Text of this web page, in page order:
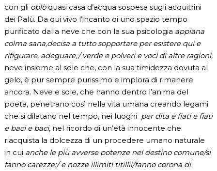
con gli oblò quasi casa d’acqua sospesa sugli acquitrini
dei Palù. Da qui vivo l’incanto di uno spazio tempo
purificato dalla neve che con la sua psicologia appiana
colma sana,decisa a tutto sopportare per esistere qui e
rifigurare, adeguare,/ verde e polveri e voci di altre ragioni;
neve insieme al sole che, con la sua timidezza dovuta al
gelo, è pur sempre purissimo e implora di rimanere
ancora. Neve e sole, che hanno dentro l’anima del
poeta, penetrano così nella vita umana creando legami
che si dilatano nel tempo, nei luoghi per dita e fiati e fiati
e baci e baci, nel ricordo di un’età innocente che
riacquista la dolcezza di un procedere umano naturale
in cui anche le più avverse potenze nel destino comune/si
fanno carezze:/ e nozze illimiti titillii/fanno corona di